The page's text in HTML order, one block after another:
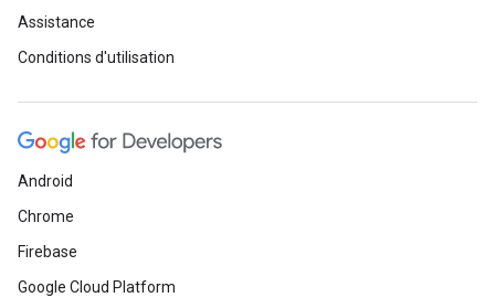
Assistance
Conditions d'utilisation
Android
Chrome
Firebase
Google Cloud Platform